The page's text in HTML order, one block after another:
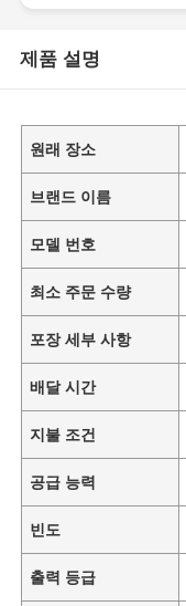
제품 설명
원래 장소
브랜드 이름
모델 번호
최소 주문 수량
포장 세부 사항
배달 시간
지불 조건
공급 능력
빈도
출력 등급